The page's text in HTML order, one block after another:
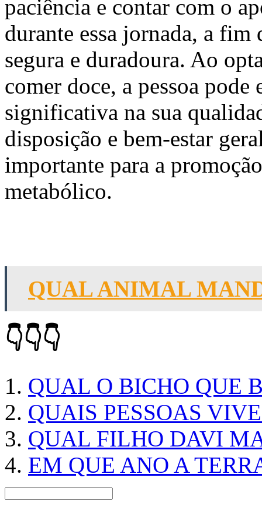
paciência e contar com o
durante essa jornada, a fim
segura e duradoura. Ao
comer doce, a pessoa
significativa na sua
disposição e bem-estar
importante para a
metabólico.
QUAL ANIMAL
👇👇👇
QUAL O BICHO QUE
QUAIS PESSOAS
QUAL FILHO DAVI
EM QUE ANO A